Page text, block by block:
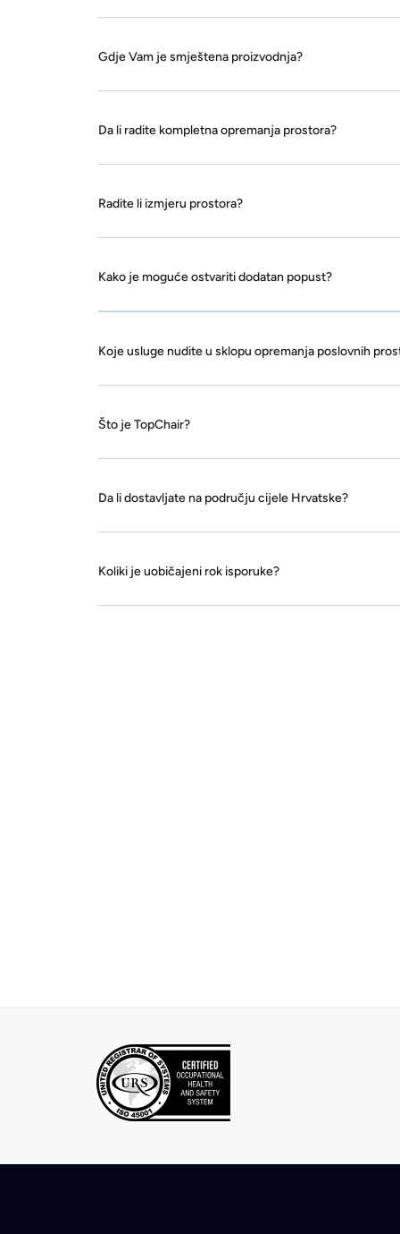
Gdje Vam je smještena proizvodnja?
Da li radite kompletna opremanja prostora?
Radite li izmjeru prostora?
Kako je moguće ostvariti dodatan popust?
Koje usluge nudite u sklopu opremanja poslovnih
Što je TopChair?
Da li dostavljate na području cijele Hrvatske?
Koliki je uobičajeni rok isporuke?